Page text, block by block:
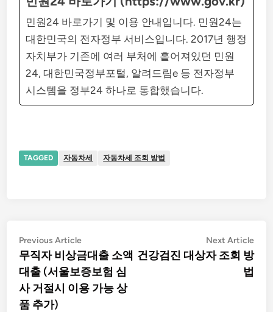
민원24 바로가기 및 이용 안내입니다. 민원24는
대한민국의 전자정부 서비스입니다. 2017년 행정
자치부가 기존에 여러 부처에 흩어져있던 민원
24, 대한민국정부포털, 알려드림e 등 전자정부
시스템을 정부24 하나로 통합했습니다.
TAGGED 자동차세 자동차세 조회 방법
글
탐
색
Previous ArticlePrevious
article:
무직자 비상금대출 소액
대출 (서울보증보험 심
사 거절시 이용 가능 상
품 추가)
Next Article
건강검진 대상자 조회 방
법